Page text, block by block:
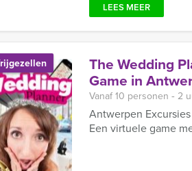
LEES MEER
The Wedding
Game in
Vanaf 10 personen ‐ 2
Antwerpen
Een virtuele game